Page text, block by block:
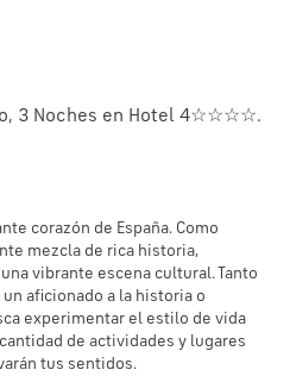
3 Noches en Hotel 4☆☆☆☆.
corazón de España. Como
mezcla de rica historia,
vibrante escena cultural. Tanto
aficionado a la historia o
experimentar el estilo de vida
de actividades y lugares
tus sentidos.